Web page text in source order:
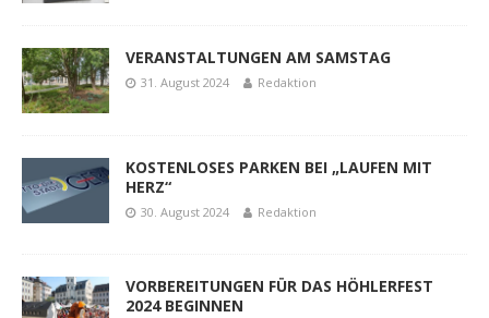
VERANSTALTUNGEN AM SAMSTAG
31. August 2024 Redaktion
KOSTENLOSES PARKEN BEI „LAUFEN MIT
HERZ“
30. August 2024 Redaktion
VORBEREITUNGEN FÜR DAS HÖHLERFEST
2024 BEGINNEN